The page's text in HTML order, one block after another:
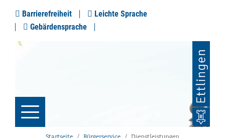
Barrierefreiheit
Leichte Sprache
Gebärdensprache